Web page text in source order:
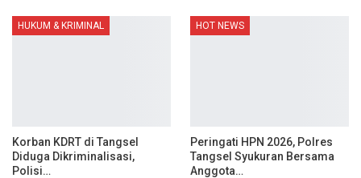
HUKUM & KRIMINAL
Korban KDRT di Tangsel
Diduga Dikriminalisasi,
Polisi…
HOT NEWS
Peringati HPN 2026, Polres
Tangsel Syukuran Bersama
Anggota…